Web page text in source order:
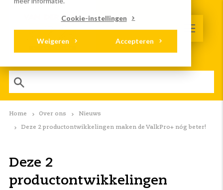
Cookie-instellingen
Accepteren
Weigeren
Home Over ons Nieuws
Deze 2 productontwikkelingen maken de ValkPro+ nóg beter!
Deze 2
productontwikkelingen